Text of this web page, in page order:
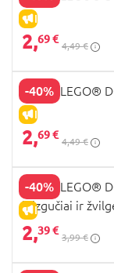
IŠPARDAVIMAS
2,69 €
4,49 €
-40%
IŠPARDAVIMAS
41931 LEGO®
2,69 €
4,49 €
-40%
IŠPARDAVIMAS
41803 LEGO®
blizgučiai ir
2,39 €
3,99 €